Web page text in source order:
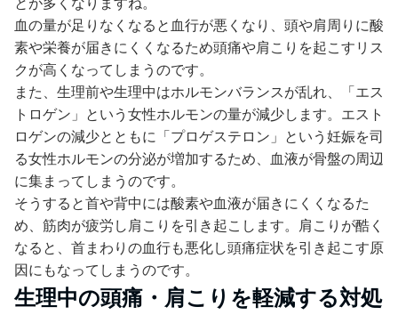
血の量が足りなくなると血行が悪くなり、頭や肩周りに酸
素や栄養が届きにくくなるため頭痛や肩こりを起こすリス
クが高くなってしまうのです。
また、生理前や生理中はホルモンバランスが乱れ、「エス
トロゲン」という女性ホルモンの量が減少します。エスト
ロゲンの減少とともに「プロゲステロン」という妊娠を司
る女性ホルモンの分泌が増加するため、血液が骨盤の周辺
に集まってしまうのです。
そうすると首や背中には酸素や血液が届きにくくなるた
め、筋肉が疲労し肩こりを引き起こします。肩こりが酷く
なると、首まわりの血行も悪化し頭痛症状を引き起こす原
因にもなってしまうのです。
生理中の頭痛・肩こりを軽減する対処